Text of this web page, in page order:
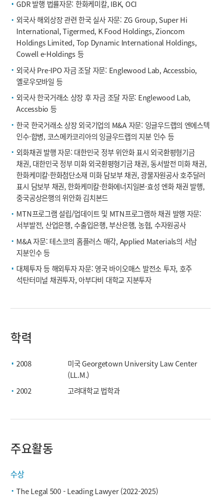
GDR 발행 법률자문: 한화케미칼, IBK, OCI
외국사 해외상장 관련 한국 실사 자문: ZG Group, Super Hi
International, Tigermed, K Food Holdings, Zioncom
Holdings Limited, Top Dynamic International Holdings,
Cowell e-Holdings 등
외국사 Pre-IPO 자금 조달 자문: Englewood Lab, Accessbio,
옐로우모바일 등
외국사 한국거래소 상장 후 자금 조달 자문: Englewood Lab,
Accessbio 등
한국 한국거래소 상장 외국기업의 M&A 자문: 잉글우드랩의 엔에스텍
인수·합병, 코스메카코리아의 잉글우드랩의 지분 인수 등
외화채권 발행 자문: 대한민국 정부 위안화 표시 외국환평형기금
채권, 대한민국 정부 미화 외국환평형기금 채권, 동서발전 미화 채권,
한화케미칼·한화첨단소재 미화 담보부 채권, 광물자원공사 호주달러
표시 담보부 채권, 한화케미칼·한화에너지일본·효성 엔화 채권 발행,
중국공상은행의 위안화 김치본드
MTN프로그램 설립/업데이트 및 MTN프로그램하 채권 발행 자문:
서부발전, 산업은행, 수출입은행, 부산은행, 농협, 수자원공사
M&A 자문: 테스코의 홈플러스 매각, Applied Materials의 서남
지분인수 등
대체투자 등 해외투자 자문: 영국 바이오매스 발전소 투자, 호주
석탄터미널 채권투자, 아부다비 대학교 지분투자
학력
2008
미국 Georgetown University Law Center
(LL.M.)
2002
고려대학교 법학과
주요활동
수상
The Legal 500 - Leading Lawyer (2022-2025)